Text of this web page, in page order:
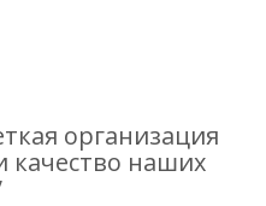
организация
качество наших